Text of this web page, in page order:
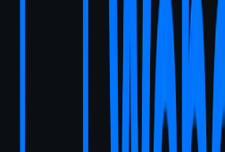
/weby/arte-studio-krasy-trnava
Arte štúdio krásy Trnava
/weby/nanea-beauty